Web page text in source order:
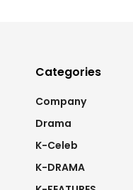
Categories
Company
Drama
K-Celeb
K-DRAMA